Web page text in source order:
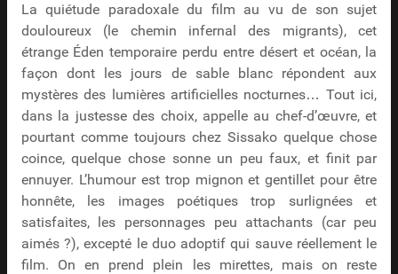
La quiétude paradoxale du film au vu de son sujet
douloureux (le chemin infernal des migrants), cet
étrange Éden temporaire perdu entre désert et océan, la
façon dont les jours de sable blanc répondent aux
mystères des lumières artificielles nocturnes… Tout ici,
dans la justesse des choix, appelle au chef-d’œuvre, et
pourtant comme toujours chez Sissako quelque chose
coince, quelque chose sonne un peu faux, et finit par
ennuyer. L’humour est trop mignon et gentillet pour être
honnête, les images poétiques trop surlignées et
satisfaites, les personnages peu attachants (car peu
aimés ?), excepté le duo adoptif qui sauve réellement le
film. On en prend plein les mirettes, mais on reste